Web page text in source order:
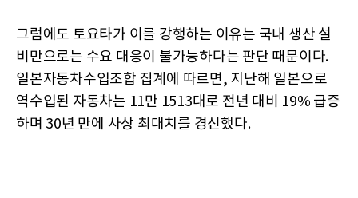
그럼에도 토요타가 이를 강행하는 이유는 국내 생산 설
비만으로는 수요 대응이 불가능하다는 판단 때문이다.
일본자동차수입조합 집계에 따르면, 지난해 일본으로
역수입된 자동차는 11만 1513대로 전년 대비 19% 급증
하며 30년 만에 사상 최대치를 경신했다.